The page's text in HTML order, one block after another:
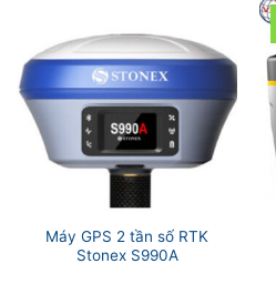
Máy GPS 2 tần số RTK
Stonex S990A